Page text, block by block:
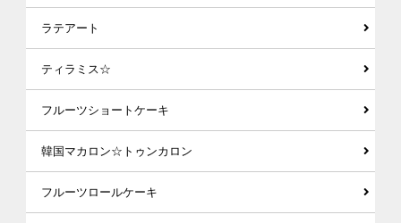
ラテアート
ティラミス☆
フルーツショートケーキ
韓国マカロン☆トゥンカロン
フルーツロールケーキ